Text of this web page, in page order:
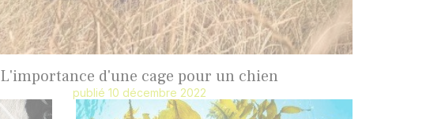
L'importance d'une cage pour un chien
publié 10 décembre 2022